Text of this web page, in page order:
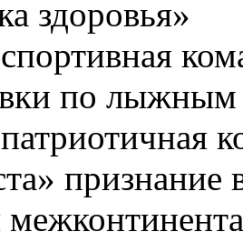
здоровья»
по лыжным